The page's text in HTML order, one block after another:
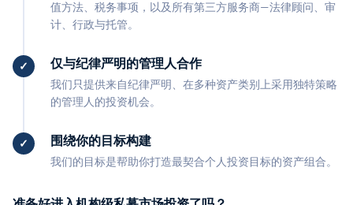
值方法、税务事项，以及所有第三方服务商—法律顾问、审
计、行政与托管。
仅与纪律严明的管理人合作
我们只提供来自纪律严明、在多种资产类别上采用独特策略
的管理人的投资机会。
围绕你的目标构建
我们的目标是帮助你打造最契合个人投资目标的资产组合。